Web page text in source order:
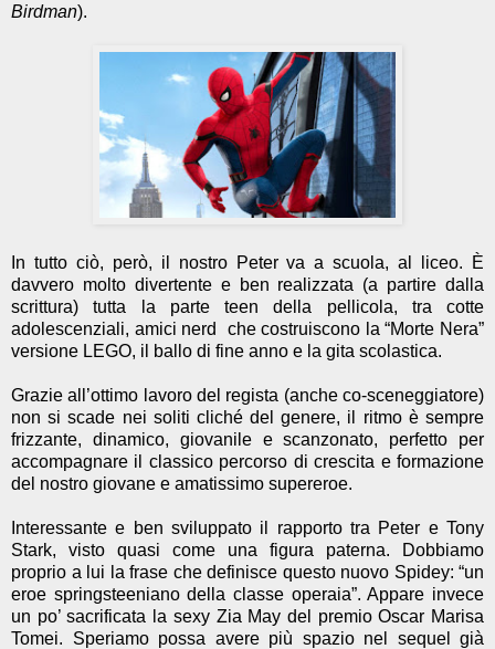
Birdman).
In tutto ciò, però, il nostro Peter va a scuola, al liceo. È
davvero molto divertente e ben realizzata (a partire dalla
scrittura) tutta la parte teen della pellicola, tra cotte
adolescenziali, amici nerd
che costruiscono la “Morte Nera”
versione LEGO, il ballo di fine anno e la gita scolastica.
Grazie all’ottimo lavoro del regista (anche co-sceneggiatore)
non si scade nei soliti cliché del genere, il ritmo è sempre
frizzante, dinamico, giovanile e scanzonato, perfetto per
accompagnare il classico percorso di crescita e formazione
del nostro giovane e amatissimo supereroe.
Interessante e ben sviluppato il rapporto tra Peter e Tony
Stark, visto quasi come una figura paterna. Dobbiamo
proprio a lui la frase che definisce questo nuovo Spidey: “un
eroe springsteeniano della classe operaia”. Appare invece
un po’ sacrificata la sexy Zia May del premio Oscar Marisa
Tomei. Speriamo possa avere più spazio nel sequel già